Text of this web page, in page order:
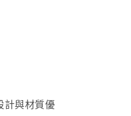
計與材質優